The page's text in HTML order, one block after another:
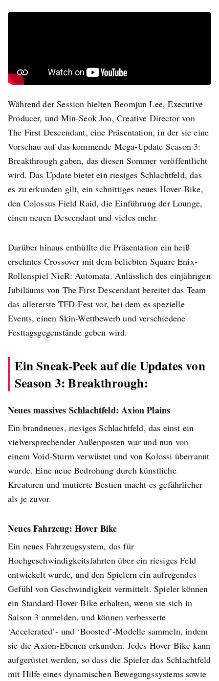
Während der Session hielten Beomjun Lee, Executive
Producer, und Min-Seok Joo, Creative Director von
The First Descendant, eine Präsentation, in der sie eine
Vorschau auf das kommende Mega-Update Season 3:
Breakthrough gaben, das diesen Sommer veröffentlicht
wird. Das Update bietet ein riesiges Schlachtfeld, das
es zu erkunden gilt, ein schnittiges neues Hover-Bike,
den Colossus Field Raid, die Einführung der Lounge,
einen neuen Descendant und vieles mehr.
Darüber hinaus enthüllte die Präsentation ein heiß
ersehntes Crossover mit dem beliebten Square Enix-
Rollenspiel NieR: Automata. Anlässlich des einjährigen
Jubiläums von The First Descendant bereitet das Team
das allererste TFD-Fest vor, bei dem es spezielle
Events, einen Skin-Wettbewerb und verschiedene
Festtagsgegenstände geben wird.
Ein Sneak-Peek auf die Updates von
Season 3: Breakthrough:
Neues massives Schlachtfeld: Axion Plains
Ein brandneues, riesiges Schlachtfeld, das einst ein
vielversprechender Außenposten war und nun von
einem Void-Sturm verwüstet und von Kolossi überrannt
wurde. Eine neue Bedrohung durch künstliche
Kreaturen und mutierte Bestien macht es gefährlicher
als je zuvor.
Neues Fahrzeug: Hover Bike
Ein neues Fahrzeugsystem, das für
Hochgeschwindigkeitsfahrten über ein riesiges Feld
entwickelt wurde, und den Spielern ein aufregendes
Gefühl von Geschwindigkeit vermittelt. Spieler können
ein Standard-Hover-Bike erhalten, wenn sie sich in
Saison 3 anmelden, und können verbesserte
‘Accelerated’- und ‘Boosted’-Modelle sammeln, indem
sie die Axion-Ebenen erkunden. Jedes Hover Bike kann
aufgerüstet werden, so dass die Spieler das Schlachtfeld
mit Hilfe eines dynamischen Bewegungssystems sowie